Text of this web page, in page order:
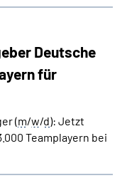
Deutsche
für
(m/w/d): Jetzt
Teamplayern bei